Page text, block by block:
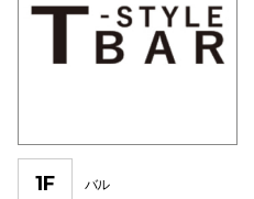
1F バル